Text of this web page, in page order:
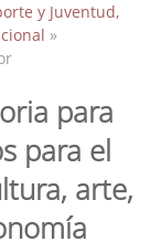
y Juventud,
»
para
para el
arte,